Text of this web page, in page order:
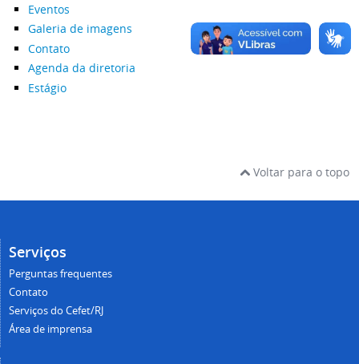
Eventos
Galeria de imagens
Contato
Agenda da diretoria
Estágio
Voltar para o topo
Serviços
Perguntas frequentes
Contato
Serviços do Cefet/RJ
Área de imprensa